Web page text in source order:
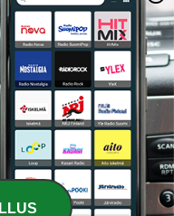
Pulso del Fútbol,
O episódio inicia com uma homenagem a Alfonso Lizarasso e reflexões sobre o medo, seguido por debates sobre transferências de jogadores e críticas a declarações racistas de um ex-árbitro. A discussão aborda os desafios do futebol colombiano, incluindo a necessidade de valorizar jovens talentos e denúncias de corrupção em categorias de base. A análise prossegue com questões jurídicas e disciplinares no esporte, confrontando regulamentos da FIFA com direitos trabalhistas. O programa encerra analisando o desempenho técnico de equipes como Medellín e Millonarios, focando em aspectos táticos e atuações individuais.
El Pulso del
El episodio inicia con una reflexión sobre la filosofía de vida y la importancia de la tranquilidad, para luego abordar la detención del exfutbolista Diego Serna en Estados Unidos. El debate central se enfoca en la Selección Colombia, analizando la convocatoria de jugadores como Quintero y James, las propuestas tácticas para el mediocampo y el potencial de delanteros como Jhon Durán frente a otros referentes. Asimismo, se discuten polémicas internacionales relacionadas con la FIFA, incluyendo acusaciones de chantaje contra Gianni Infantino y la crisis de liderazgo en la organización. El programa concluye analizando transferencias de jugadores, el valor de mercado de figuras como Vinicius Junior y el panorama del fútbol colombiano con equipos como Bucaramanga y Millonarios.